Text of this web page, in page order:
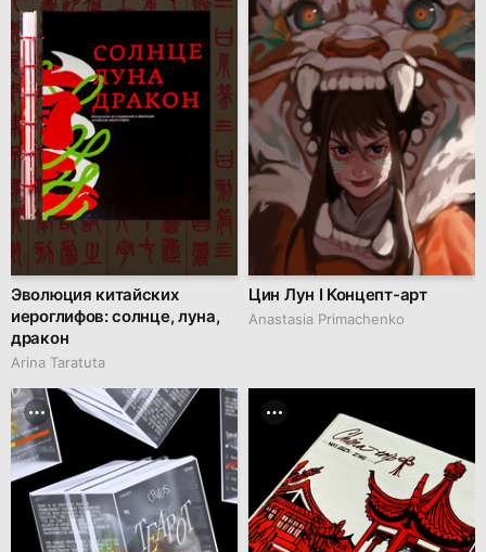
Эволюция китайских
иероглифов: солнце, луна,
дракон
Arina Taratuta
Цин Лун I Концепт-арт
Anastasia Primachenko